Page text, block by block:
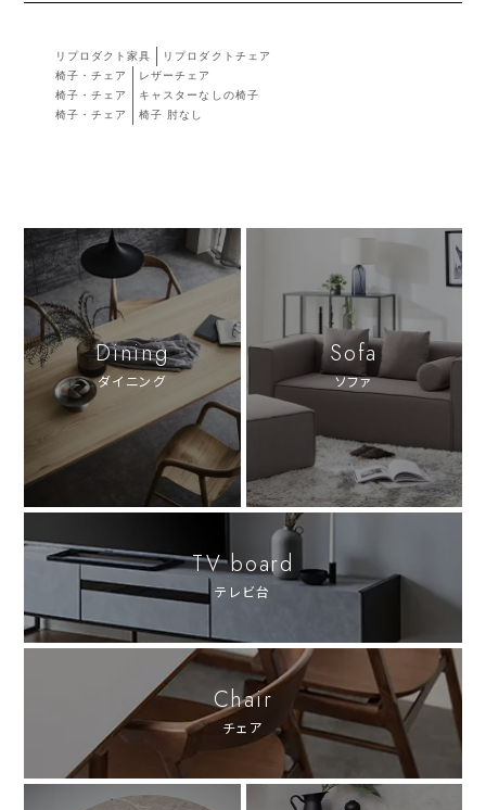
リプロダクト家具
リプロダクトチェア
椅子・チェア
レザーチェア
椅子・チェア
キャスターなしの椅子
椅子・チェア
椅子 肘なし
Dining
ダイニング
Sofa
ソファ
TV board
テレビ台
Chair
チェア